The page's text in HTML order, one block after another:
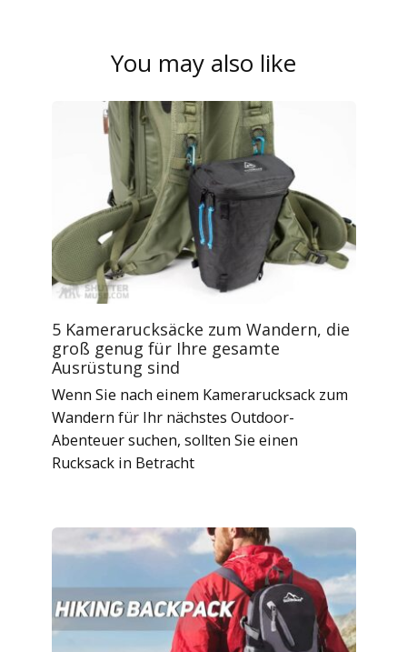
You may also like
5 Kamerarucksäcke zum Wandern, die
groß genug für Ihre gesamte
Ausrüstung sind
Wenn Sie nach einem Kamerarucksack zum
Wandern für Ihr nächstes Outdoor-
Abenteuer suchen, sollten Sie einen
Rucksack in Betracht